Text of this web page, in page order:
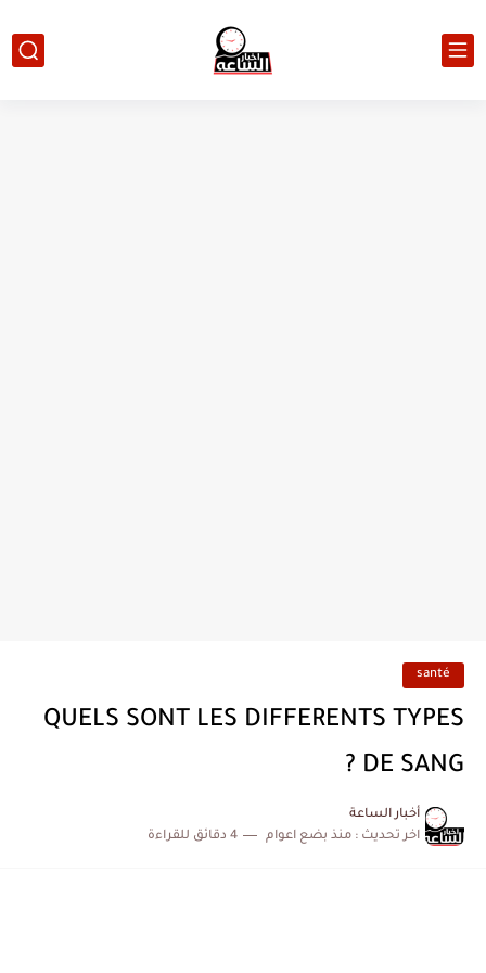
santé
QUELS SONT LES DIFFERENTS TYPES
DE SANG ?
أخبار الساعة
اخر تحديث : منذ بضع اعوام 4 دقائق للقراءة